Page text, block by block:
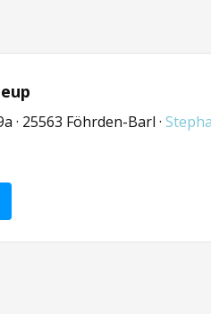
· 25563 Föhrden-Barl ·